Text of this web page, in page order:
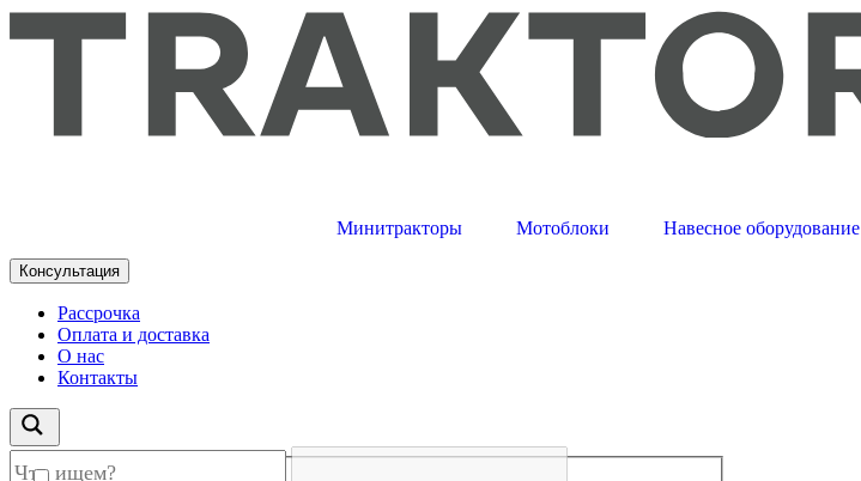
Минитракторы Мотоблоки Навесное оборудование
Консультация
Рассрочка
Оплата и доставка
О нас
Контакты